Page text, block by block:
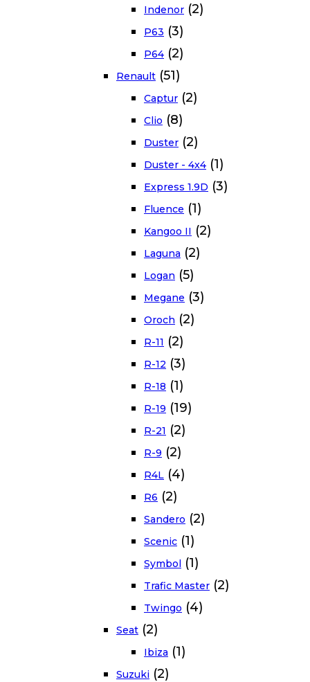
Indenor (2)
P63 (3)
P64 (2)
Renault (51)
Captur (2)
Clio (8)
Duster (2)
Duster - 4x4 (1)
Express 1.9D (3)
Fluence (1)
Kangoo II (2)
Laguna (2)
Logan (5)
Megane (3)
Oroch (2)
R-11 (2)
R-12 (3)
R-18 (1)
R-19 (19)
R-21 (2)
R-9 (2)
R4L (4)
R6 (2)
Sandero (2)
Scenic (1)
Symbol (1)
Trafic Master (2)
Twingo (4)
Seat (2)
Ibiza (1)
Suzuki (2)